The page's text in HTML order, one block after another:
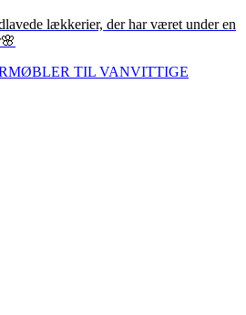
lækkerier, der har været under en
TIL VANVITTIGE